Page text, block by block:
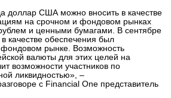
доллар США можно вносить в качестве
на срочном и фондовом рынках
и ценными бумагами. В сентябре
качестве обеспечения был
фондовом рынке. Возможность
валюты для этих целей на
возможности участников по
ликвидностью», –
с Financial One представитель